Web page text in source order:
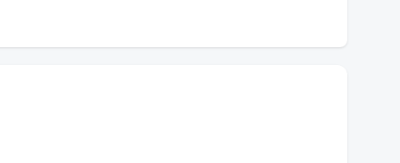
полностью оборудованные лаборатории
обучению за рубежом и